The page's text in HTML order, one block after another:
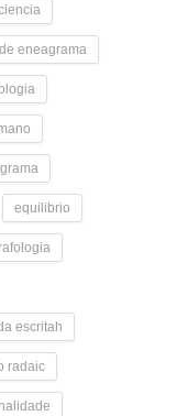
eneagrama
equilibrio
escritah
radaic